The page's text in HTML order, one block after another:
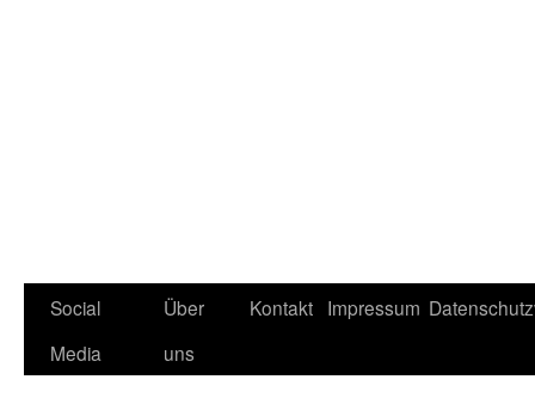
Social
Media
Über
uns
Kontakt Impressum